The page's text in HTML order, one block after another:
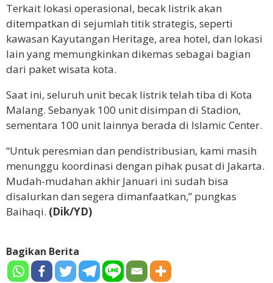
Terkait lokasi operasional, becak listrik akan
ditempatkan di sejumlah titik strategis, seperti
kawasan Kayutangan Heritage, area hotel, dan lokasi
lain yang memungkinkan dikemas sebagai bagian
dari paket wisata kota.
Saat ini, seluruh unit becak listrik telah tiba di Kota
Malang. Sebanyak 100 unit disimpan di Stadion,
sementara 100 unit lainnya berada di Islamic Center.
“Untuk peresmian dan pendistribusian, kami masih
menunggu koordinasi dengan pihak pusat di Jakarta.
Mudah-mudahan akhir Januari ini sudah bisa
disalurkan dan segera dimanfaatkan,” pungkas
Baihaqi. (Dik/YD)
Bagikan Berita